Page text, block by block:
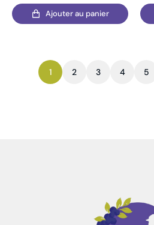
Ajouter au panier
1 2 3 4 5